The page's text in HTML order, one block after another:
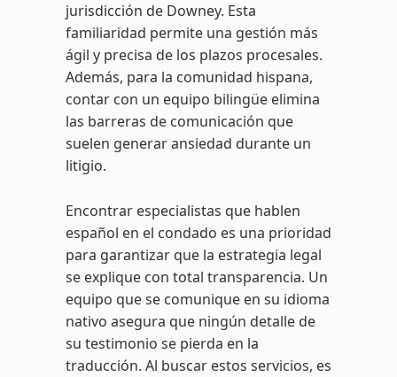
jurisdicción de Downey. Esta
familiaridad permite una gestión más
ágil y precisa de los plazos procesales.
Además, para la comunidad hispana,
contar con un equipo bilingüe elimina
las barreras de comunicación que
suelen generar ansiedad durante un
litigio.
Encontrar especialistas que hablen
español en el condado es una prioridad
para garantizar que la estrategia legal
se explique con total transparencia. Un
equipo que se comunique en su idioma
nativo asegura que ningún detalle de
su testimonio se pierda en la
traducción. Al buscar estos servicios, es